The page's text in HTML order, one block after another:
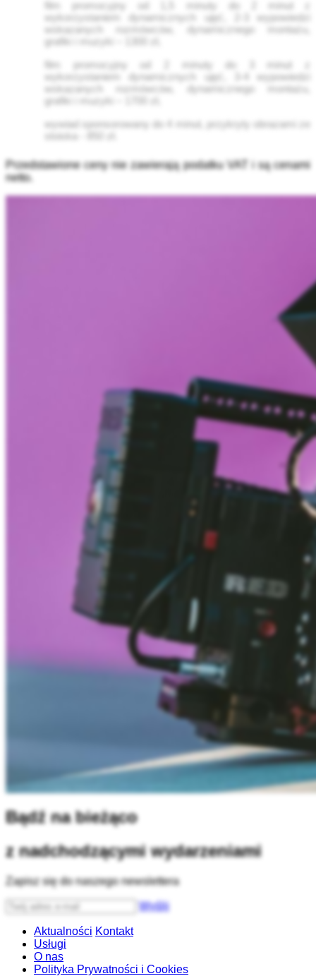
film promocyjny od 1,5 minuty do 2 minut z
wykorzystaniem dynamicznych ujęć, 2-3 wypowiedzi
wskazanych rozmówców, dynamicznego montażu,
grafiki i muzyki – 1300 zł,
film promocyjny od 2 minuty do 3 minut z
wykorzystaniem dynamicznych ujęć, 3-4 wypowiedzi
wskazanych rozmówców, dynamicznego montażu,
grafiki i muzyki – 1700 zł,
wywiad sponsorowany do 4 minut, przykryty obrazami ze
stoiska - 850 zł.
Przedstawione ceny nie zawierają podatku VAT i są cenami
netto.
Bądź na bieżąco
z nadchodzącymi wydarzeniami
Zapisz się do naszego newslettera
Wyślij
Aktualności Kontakt
Usługi
O nas
Polityka Prywatności i Cookies